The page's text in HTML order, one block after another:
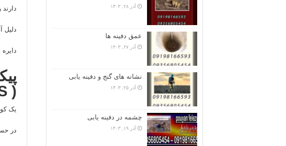
دلیل
(
یک
در
آذر ۲۸, ۱۴۰۳
عمق دفینه ها
آذر ۲۷, ۱۴۰۳
نشانه های گنج و دفینه یابی
آذر ۲۵, ۱۴۰۳
چشمه در دفینه یابی
آذر ۱۹, ۱۴۰۳